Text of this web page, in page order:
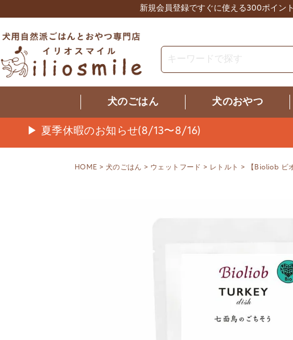
新規会員登録ですぐに使える300ポイン
犬のごはん 犬のおやつ
▶ 夏季休暇のお知らせ(8/13〜8/16)
HOME 犬のごはん ウェットフード レトルト 【Bioliob ビ